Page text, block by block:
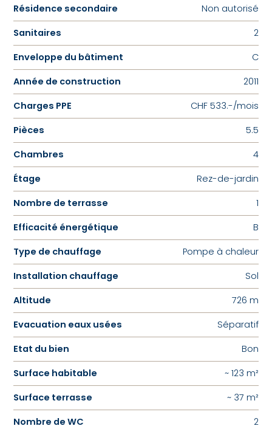
Résidence secondaire
Non autorisé
Sanitaires
2
Enveloppe du bâtiment
C
Année de construction
2011
Charges PPE
CHF 533.-/mois
Pièces
5.5
Chambres
4
Étage
Rez-de-jardin
Nombre de terrasse
1
Efficacité énergétique
B
Type de chauffage
Pompe à chaleur
Installation chauffage
Sol
Altitude
726 m
Evacuation eaux usées
Séparatif
Etat du bien
Bon
Surface habitable
~ 123 m²
Surface terrasse
~ 37 m²
Nombre de WC
2